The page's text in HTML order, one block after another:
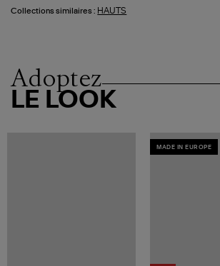
Collections similaires : HAUTS
Adoptez
LE LOOK
MADE IN EUROPE